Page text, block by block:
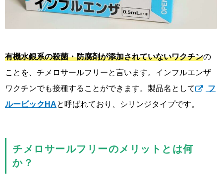
有機水銀系の殺菌・防腐剤が添加されていないワクチンの
ことを、チメロサールフリーと言います。インフルエンザ
ワクチンでも接種することができます。製品名として
フ
ルービックHAと呼ばれており、シリンジタイプです。
チメロサールフリーのメリットとは何
か？